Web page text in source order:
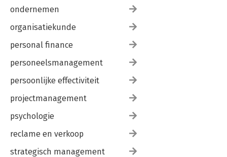
ondernemen
organisatiekunde
personal finance
personeelsmanagement
persoonlijke effectiviteit
projectmanagement
psychologie
reclame en verkoop
strategisch management